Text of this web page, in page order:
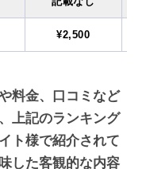
¥2,500
料金、口コミなど
上記のランキング
ト様で紹介されて
した客観的な内容